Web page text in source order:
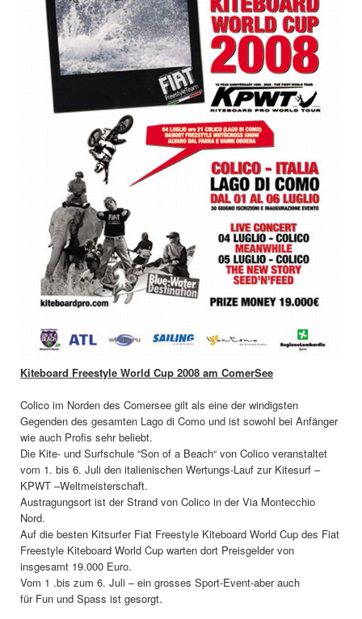
Kiteboard Freestyle World Cup 2008 am ComerSee
Colico im Norden des Comersee gilt als eine der windigsten
Gegenden des gesamten Lago di Como und ist sowohl bei Anfänger
wie auch Profis sehr beliebt.
Die Kite- und Surfschule “Son of a Beach“ von Colico veranstaltet
vom 1. bis 6. Juli den italienischen Wertungs-Lauf zur Kitesurf –
KPWT –Weltmeisterschaft.
Austragungsort ist der Strand von Colico in der Via Montecchio
Nord.
Auf die besten Kitsurfer Fiat Freestyle Kiteboard World Cup des Fiat
Freestyle Kiteboard World Cup warten dort Preisgelder von
insgesamt 19.000 Euro.
Vom 1 .bis zum 6. Juli – ein grosses Sport-Event-aber auch
für Fun und Spass ist gesorgt.